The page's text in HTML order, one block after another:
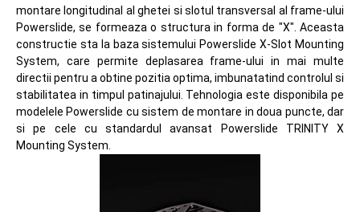
montare longitudinal al ghetei si slotul transversal al frame-ului
Powerslide, se formeaza o structura in forma de "X". Aceasta
constructie sta la baza sistemului Powerslide X-Slot Mounting
System, care permite deplasarea frame-ului in mai multe
directii pentru a obtine pozitia optima, imbunatatind controlul si
stabilitatea in timpul patinajului. Tehnologia este disponibila pe
modelele Powerslide cu sistem de montare in doua puncte, dar
si pe cele cu standardul avansat Powerslide TRINITY X
Mounting System.